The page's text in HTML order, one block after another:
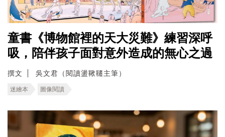
童書《博物館裡的天大災難》練習深呼
吸，陪伴孩子面對意外造成的無心之過
撰文 吳文君（閱讀盪鞦韆主筆）
迷繪本 圖像閱讀